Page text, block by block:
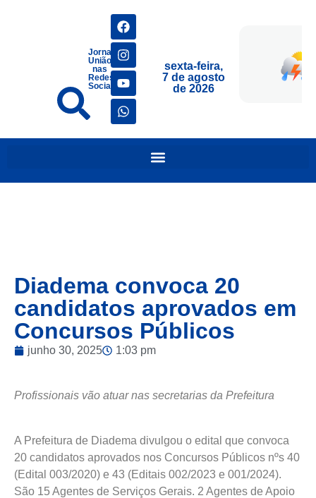
Jornais
União
nas
Redes
Sociais
sexta-feira,
7 de agosto
de 2026
Diadema convoca 20
candidatos aprovados em
Concursos Públicos
junho 30, 2025 1:03 pm
Profissionais vão atuar nas secretarias da Prefeitura
A Prefeitura de Diadema divulgou o edital que convoca
20 candidatos aprovados nos Concursos Públicos nºs 40
(Edital 003/2020) e 43 (Editais 002/2023 e 001/2024).
São 15 Agentes de Serviços Gerais. 2 Agentes de Apoio